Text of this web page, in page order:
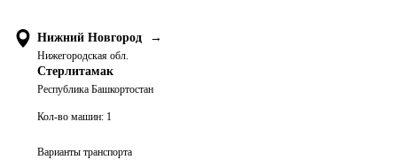
Нижний Новгород →
Нижегородская обл.
Стерлитамак
Республика Башкортостан
Кол-во машин: 1
Варианты транспорта